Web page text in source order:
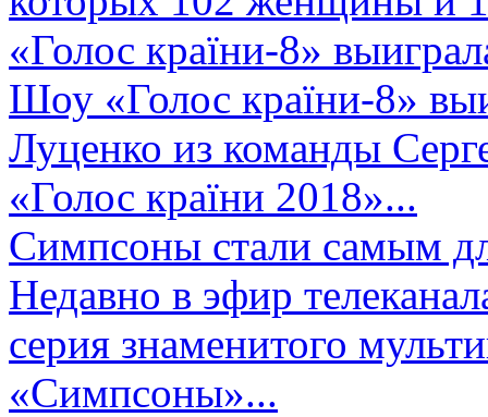
«Голос країни-8»
Шоу «Голос країни-8»
Луценко из команды
«Голос країни 2018»...
Симпсоны стали самым
Недавно в эфир
серия знаменитого
«Симпсоны»...